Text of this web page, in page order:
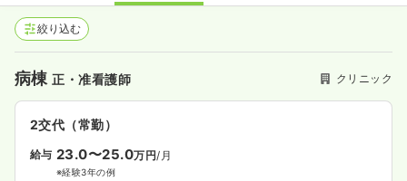
絞り込む
病棟正・准看護師 クリニック
2交代（常勤）
給与 23.0〜25.0万円/月
※経験3年の例